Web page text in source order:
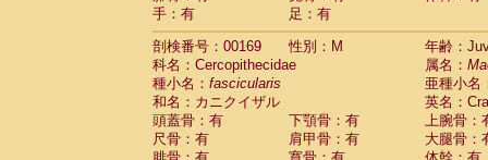
手：有
足：有
剖検番号：00169
性別：M
年齢：
科名：Cercopithecidae
属名：
種小名： fascicularis
亜種小名
和名：カニクイザル
英名：
頭蓋骨：有
下顎骨：有
上腕骨：
尺骨：有
肩甲骨：有
大腿骨：